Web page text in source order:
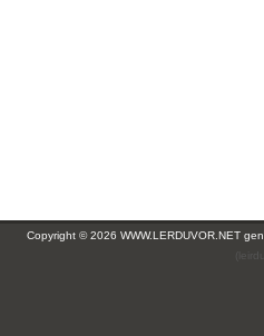
Copyright © 2026 WWW.LERDUVOR.NET